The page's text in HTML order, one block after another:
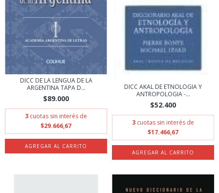
DICC DE LA LENGUA DE LA
ARGENTINA TAPA D...
$89.000
3 cuotas sin interés de
$29.666,67
DICC AKAL DE ETNOLOGIA Y
ANTROPOLOGIA -...
$52.400
3 cuotas sin interés de
$17.466,67